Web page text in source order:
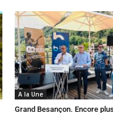
A la Une
Grand Besançon. Encore